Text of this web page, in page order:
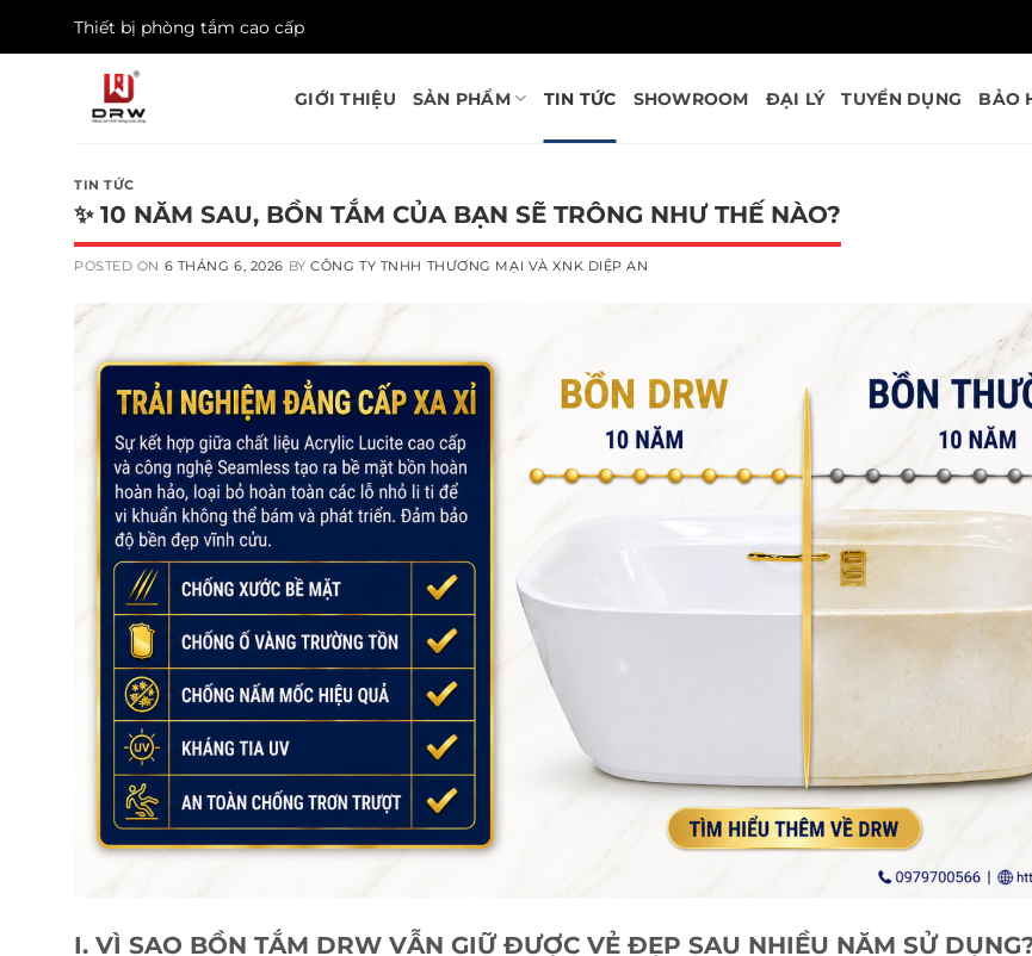
Thiết bị phòng tắm cao cấp
GIỚI THIỆU SẢN PHẨM TIN TỨC SHOWROOM ĐẠI LÝ TUYỂN DỤNG BẢO
TIN TỨC
✨ 10 NĂM SAU, BỒN TẮM CỦA BẠN SẼ TRÔNG NHƯ THẾ NÀO?
POSTED ON 6 THÁNG 6, 2026 BYCÔNG TY TNHH THƯƠNG MẠI VÀ XNK DIỆP AN
I. VÌ SAO BỒN TẮM DRW VẪN GIỮ ĐƯỢC VẺ ĐẸP SAU NHIỀU NĂM SỬ